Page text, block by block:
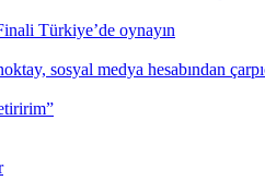
Türkiye’de oynayın